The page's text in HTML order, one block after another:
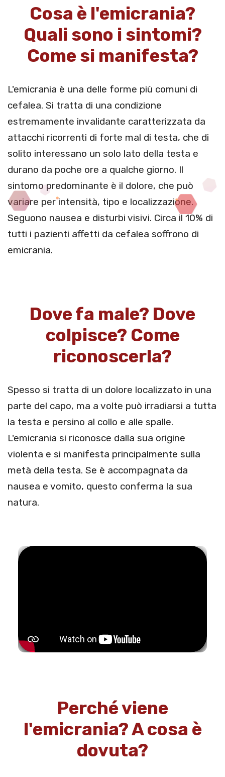
Cosa è l'emicrania?
Quali sono i sintomi?
Come si manifesta?
L'emicrania è una delle forme più comuni di
cefalea. Si tratta di una condizione
estremamente invalidante caratterizzata da
attacchi ricorrenti di forte mal di testa, che di
solito interessano un solo lato della testa e
durano da poche ore a qualche giorno. Il
sintomo predominante è il dolore, che può
variare per intensità, tipo e localizzazione.
Seguono nausea e disturbi visivi. Circa il 10% di
tutti i pazienti affetti da cefalea soffrono di
emicrania.
Dove fa male? Dove
colpisce? Come
riconoscerla?
Spesso si tratta di un dolore localizzato in una
parte del capo, ma a volte può irradiarsi a tutta
la testa e persino al collo e alle spalle.
L'emicrania si riconosce dalla sua origine
violenta e si manifesta principalmente sulla
metà della testa. Se è accompagnata da
nausea e vomito, questo conferma la sua
natura.
Perché viene
l'emicrania? A cosa è
dovuta?